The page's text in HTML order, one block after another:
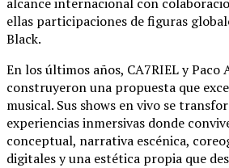
ellas participaciones de figuras
Black.
En los últimos años, CA7RIEL y Paco
construyeron una propuesta que
musical. Sus shows en vivo se
experiencias inmersivas donde
conceptual, narrativa escénica,
digitales y una estética propia que